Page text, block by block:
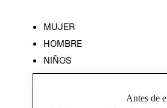
MUJER
HOMBRE
NIÑOS
HOME
Antes de